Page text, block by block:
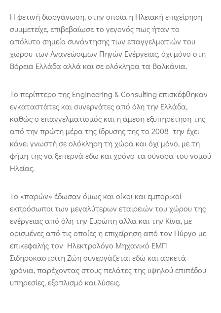
Η φετινή διοργάνωση, στην οποία η Ηλειακή επιχείρηση
συμμετείχε, επιβεβαίωσε το γεγονός πως ήταν το
απόλυτο σημείο συνάντησης των επαγγελματιών του
χώρου των Ανανεώσιμων Πηγών Ενέργειας, όχι μόνο στη
Βόρεια Ελλάδα αλλά και σε ολόκληρα τα Βαλκάνια.
Το περίπτερο της Engineering & Consulting επισκέφθηκαν
εγκαταστάτες και συνεργάτες από όλη την Ελλάδα,
καθώς ο επαγγελματισμός και η άμεση εξυπηρέτηση της
από την πρώτη μέρα της ίδρυσης της το 2008 την έχει
κάνει γνωστή σε ολόκληρη τη χώρα και όχι μόνο, με τη
φήμη της να ξεπερνά εδώ και χρόνο τα σύνορα του νομού
Ηλείας.
Το «παρών» έδωσαν όμως και οίκοι και εμπορικοί
εκπρόσωποι των μεγαλύτερων εταιρειών του χώρου της
ενέργειας από όλη την Ευρώπη αλλά και την Κίνα, με
ορισμένες από τις οποίες η επιχείρηση από τον Πύργο με
επικεφαλής τον Ηλεκτρολόγο Μηχανικό ΕΜΠ
Σιδηροκαστρίτη Ζώη συνεργάζεται εδώ και αρκετά
χρόνια, παρέχοντας στους πελάτες της υψηλού επιπέδου
υπηρεσίες, εξοπλισμό και λύσεις.